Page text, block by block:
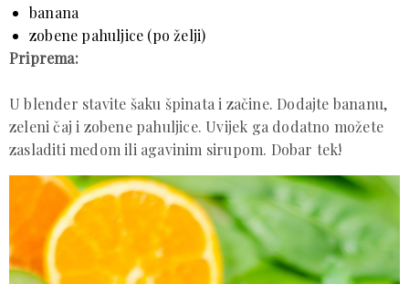
banana
zobene pahuljice (po želji)
Priprema:
U blender stavite šaku špinata i začine. Dodajte bananu,
zeleni čaj i zobene pahuljice. Uvijek ga dodatno možete
zasladiti medom ili agavinim sirupom. Dobar tek!